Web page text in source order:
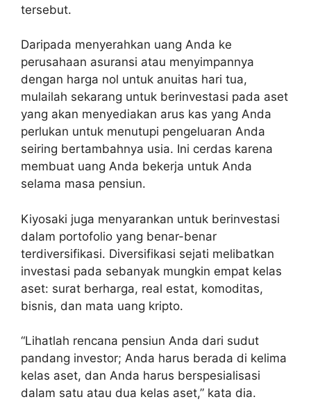
tersebut.
Daripada menyerahkan uang Anda ke
perusahaan asuransi atau menyimpannya
dengan harga nol untuk anuitas hari tua,
mulailah sekarang untuk berinvestasi pada aset
yang akan menyediakan arus kas yang Anda
perlukan untuk menutupi pengeluaran Anda
seiring bertambahnya usia. Ini cerdas karena
membuat uang Anda bekerja untuk Anda
selama masa pensiun.
Kiyosaki juga menyarankan untuk berinvestasi
dalam portofolio yang benar-benar
terdiversifikasi. Diversifikasi sejati melibatkan
investasi pada sebanyak mungkin empat kelas
aset: surat berharga, real estat, komoditas,
bisnis, dan mata uang kripto.
“Lihatlah rencana pensiun Anda dari sudut
pandang investor; Anda harus berada di kelima
kelas aset, dan Anda harus berspesialisasi
dalam satu atau dua kelas aset,” kata dia.